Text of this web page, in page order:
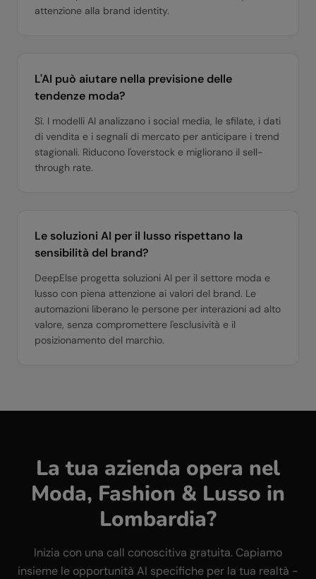
attenzione alla brand identity.
L'AI può aiutare nella previsione delle
tendenze moda?
Sì. I modelli AI analizzano i social media, le sfilate, i dati
di vendita e i segnali di mercato per anticipare i trend
stagionali. Riducono l'overstock e migliorano il sell-
through rate.
Le soluzioni AI per il lusso rispettano la
sensibilità del brand?
DeepElse progetta soluzioni AI per il settore moda e
lusso con piena attenzione ai valori del brand. Le
automazioni liberano le persone per interazioni ad alto
valore, senza compromettere l'esclusività e il
posizionamento del marchio.
La tua azienda opera nel
Moda, Fashion & Lusso in
Lombardia?
Inizia con una call conoscitiva gratuita. Capiamo
insieme le opportunità AI specifiche per la tua realtà -